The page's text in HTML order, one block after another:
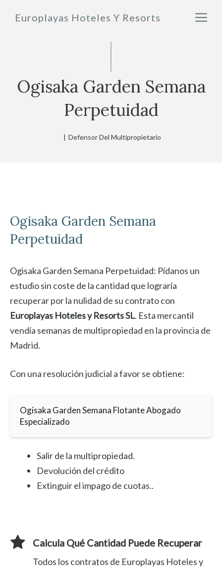
Europlayas Hoteles Y Resorts
Ogisaka Garden Semana
Perpetuidad
| Defensor Del Multipropietario
Ogisaka Garden Semana
Perpetuidad
Ogisaka Garden Semana Perpetuidad: Pídanos un
estudio sin coste de la cantidad que lograría
recuperar por la nulidad de su contrato con
Europlayas Hoteles y Resorts SL. Esta mercantil
vendía semanas de multipropiedad en la provincia de
Madrid.
Con una resolución judicial a favor se obtiene:
Ogisaka Garden Semana Flotante Abogado
Especializado
Salir de la multipropiedad.
Devolución del crédito
Extinguir el impago de cuotas..
Calcula Qué Cantidad Puede Recuperar
Todos los contratos de Europlayas Hoteles y